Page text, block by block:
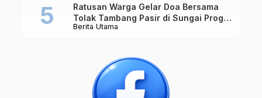
Berita Utama
Ratusan Warga Gelar Doa Bersama
Tolak Tambang Pasir di Sungai Progo
Borobudur